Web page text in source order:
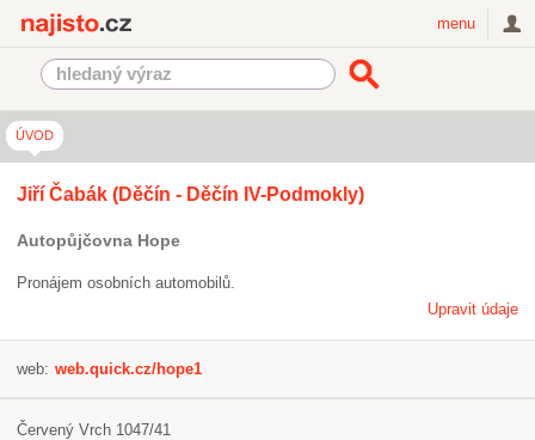
menu
ÚVOD
Jiří Čabák (Děčín - Děčín IV-Podmokly)
Autopůjčovna Hope
Pronájem osobních automobilů.
Upravit údaje
web: web.quick.cz/hope1
Červený Vrch 1047/41